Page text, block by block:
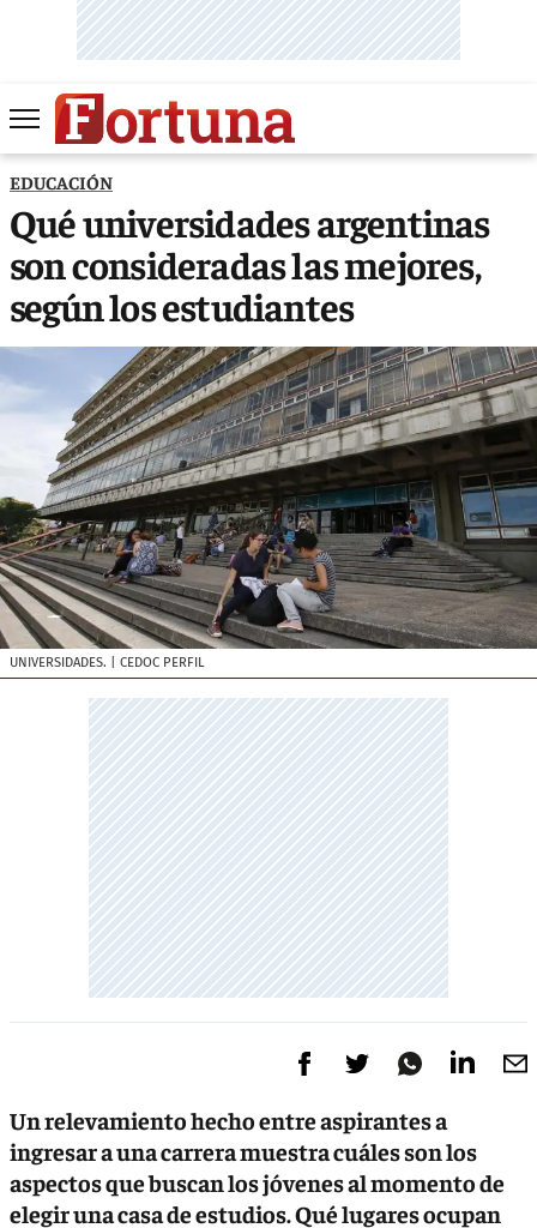
EDUCACIÓN
Qué universidades argentinas
son consideradas las mejores,
según los estudiantes
UNIVERSIDADES. | CEDOC PERFIL
Un relevamiento hecho entre aspirantes a
ingresar a una carrera muestra cuáles son los
aspectos que buscan los jóvenes al momento de
elegir una casa de estudios. Qué lugares ocupan